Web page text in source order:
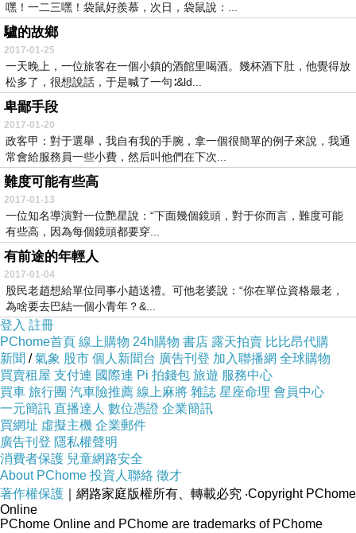
嘿！一二三嘿！袋鼠好羨慕，次日，袋鼠說：...
驢的故鄉
2017-01-25
一天晚上，一位旅客在一個小鎮的酒館里喝酒。幾杯酒下肚，他覺得放
松多了，很想說話，于是喊了一句∶&ld...
卑鄙手段
2017-01-20
政客甲：對于選舉，我自有我的手腕，拿一個很簡單的例子來說，我通
常會給服務員一些小費，然后叫他們在下次...
難度可能有些高
2017-01-13
一位知名導演對一位艷星說：“下面幾個鏡頭，對于你而言，難度可能
有些高，因為每個鏡頭都要穿...
有前途的年輕人
2017-01-04
股民老趙想給單位同事小趙送禮。可他老婆說：“你在單位資格最老，
為啥要去巴結一個小青年？&...
登入 註冊
PChome首頁 線上購物 24h購物 書店 露天拍賣 比比昂代購
新聞 /氣象 股市 個人新聞台 廣告刊登 加入聯播網 全球購物
買賣租屋 支付連 國際連 Pi 拍錢包 旅遊 服務中心
買車 旅行團 汽車險推薦 線上麻將 雜誌 星座命理 會員中心
一元簡訊 直播達人 數位憑證 企業簡訊
買網址 虛擬主機 企業郵件
廣告刊登 隱私權聲明
消費者保護 兒童網路安全
About PChome 投資人聯絡 徵才
著作權保護 ｜網路家庭版權所有、轉載必究 ‧Copyright PChome
Online
PChome Online and PChome are trademarks of PChome